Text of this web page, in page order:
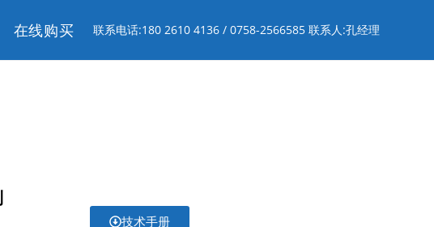
联系电话:180 2610 4136 / 0758-2566585 联系人:孔经理
在线购买
技术手册